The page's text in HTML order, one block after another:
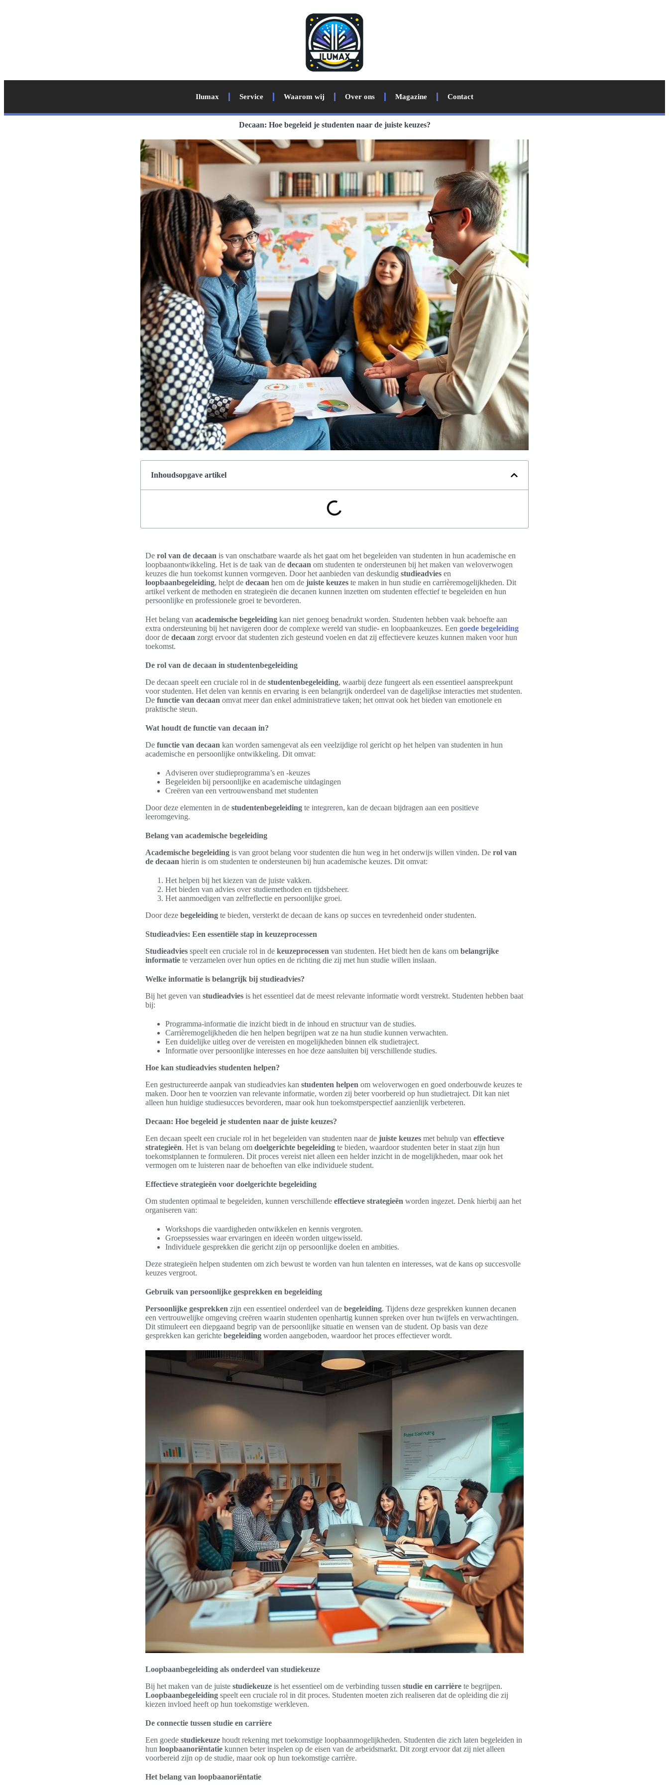
Ilumax Service Waarom wij Over ons Magazine Contact
Decaan: Hoe begeleid je studenten naar de juiste keuzes?
Inhoudsopgave artikel
De rol van de decaan is van onschatbare waarde als het gaat om het begeleiden van studenten in hun academische en
loopbaanontwikkeling. Het is de taak van de decaan om studenten te ondersteunen bij het maken van weloverwogen
keuzes die hun toekomst kunnen vormgeven. Door het aanbieden van deskundig studieadvies en
loopbaanbegeleiding, helpt de decaan hen om de juiste keuzes te maken in hun studie en carrièremogelijkheden. Dit
artikel verkent de methoden en strategieën die decanen kunnen inzetten om studenten effectief te begeleiden en hun
persoonlijke en professionele groei te bevorderen.
Het belang van academische begeleiding kan niet genoeg benadrukt worden. Studenten hebben vaak behoefte aan
extra ondersteuning bij het navigeren door de complexe wereld van studie- en loopbaankeuzes. Een goede begeleiding
door de decaan zorgt ervoor dat studenten zich gesteund voelen en dat zij effectievere keuzes kunnen maken voor hun
toekomst.
De rol van de decaan in studentenbegeleiding
De decaan speelt een cruciale rol in de studentenbegeleiding, waarbij deze fungeert als een essentieel aanspreekpunt
voor studenten. Het delen van kennis en ervaring is een belangrijk onderdeel van de dagelijkse interacties met studenten.
De functie van decaan omvat meer dan enkel administratieve taken; het omvat ook het bieden van emotionele en
praktische steun.
Wat houdt de functie van decaan in?
De functie van decaan kan worden samengevat als een veelzijdige rol gericht op het helpen van studenten in hun
academische en persoonlijke ontwikkeling. Dit omvat:
Adviseren over studieprogramma’s en -keuzes
Begeleiden bij persoonlijke en academische uitdagingen
Creëren van een vertrouwensband met studenten
Door deze elementen in de studentenbegeleiding te integreren, kan de decaan bijdragen aan een positieve
leeromgeving.
Belang van academische begeleiding
Academische begeleiding is van groot belang voor studenten die hun weg in het onderwijs willen vinden. De rol van
de decaan hierin is om studenten te ondersteunen bij hun academische keuzes. Dit omvat:
Het helpen bij het kiezen van de juiste vakken.
Het bieden van advies over studiemethoden en tijdsbeheer.
Het aanmoedigen van zelfreflectie en persoonlijke groei.
Door deze begeleiding te bieden, versterkt de decaan de kans op succes en tevredenheid onder studenten.
Studieadvies: Een essentiële stap in keuzeprocessen
Studieadvies speelt een cruciale rol in de keuzeprocessen van studenten. Het biedt hen de kans om belangrijke
informatie te verzamelen over hun opties en de richting die zij met hun studie willen inslaan.
Welke informatie is belangrijk bij studieadvies?
Bij het geven van studieadvies is het essentieel dat de meest relevante informatie wordt verstrekt. Studenten hebben baat
bij:
Programma-informatie die inzicht biedt in de inhoud en structuur van de studies.
Carrièremogelijkheden die hen helpen begrijpen wat ze na hun studie kunnen verwachten.
Een duidelijke uitleg over de vereisten en mogelijkheden binnen elk studietraject.
Informatie over persoonlijke interesses en hoe deze aansluiten bij verschillende studies.
Hoe kan studieadvies studenten helpen?
Een gestructureerde aanpak van studieadvies kan studenten helpen om weloverwogen en goed onderbouwde keuzes te
maken. Door hen te voorzien van relevante informatie, worden zij beter voorbereid op hun studietraject. Dit kan niet
alleen hun huidige studiesucces bevorderen, maar ook hun toekomstperspectief aanzienlijk verbeteren.
Decaan: Hoe begeleid je studenten naar de juiste keuzes?
Een decaan speelt een cruciale rol in het begeleiden van studenten naar de juiste keuzes met behulp van effectieve
strategieën. Het is van belang om doelgerichte begeleiding te bieden, waardoor studenten beter in staat zijn hun
toekomstplannen te formuleren. Dit proces vereist niet alleen een helder inzicht in de mogelijkheden, maar ook het
vermogen om te luisteren naar de behoeften van elke individuele student.
Effectieve strategieën voor doelgerichte begeleiding
Om studenten optimaal te begeleiden, kunnen verschillende effectieve strategieën worden ingezet. Denk hierbij aan het
organiseren van:
Workshops die vaardigheden ontwikkelen en kennis vergroten.
Groepssessies waar ervaringen en ideeën worden uitgewisseld.
Individuele gesprekken die gericht zijn op persoonlijke doelen en ambities.
Deze strategieën helpen studenten om zich bewust te worden van hun talenten en interesses, wat de kans op succesvolle
keuzes vergroot.
Gebruik van persoonlijke gesprekken en begeleiding
Persoonlijke gesprekken zijn een essentieel onderdeel van de begeleiding. Tijdens deze gesprekken kunnen decanen
een vertrouwelijke omgeving creëren waarin studenten openhartig kunnen spreken over hun twijfels en verwachtingen.
Dit stimuleert een diepgaand begrip van de persoonlijke situatie en wensen van de student. Op basis van deze
gesprekken kan gerichte begeleiding worden aangeboden, waardoor het proces effectiever wordt.
Loopbaanbegeleiding als onderdeel van studiekeuze
Bij het maken van de juiste studiekeuze is het essentieel om de verbinding tussen studie en carrière te begrijpen.
Loopbaanbegeleiding speelt een cruciale rol in dit proces. Studenten moeten zich realiseren dat de opleiding die zij
kiezen invloed heeft op hun toekomstige werkleven.
De connectie tussen studie en carrière
Een goede studiekeuze houdt rekening met toekomstige loopbaanmogelijkheden. Studenten die zich laten begeleiden in
hun loopbaanoriëntatie kunnen beter inspelen op de eisen van de arbeidsmarkt. Dit zorgt ervoor dat zij niet alleen
voorbereid zijn op de studie, maar ook op hun toekomstige carrière.
Het belang van loopbaanoriëntatie